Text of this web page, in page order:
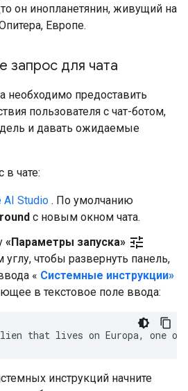
он инопланетянин, живущий на
Европе.
запрос для чата
необходимо предоставить
пользователя с чат-ботом,
и давать ожидаемые
в чате:
AI Studio . По умолчанию
с новым окном чата.
«Параметры запуска» tune
чтобы развернуть панель,
« Системные инструкции»
в текстовое поле ввода:
инструкций начните